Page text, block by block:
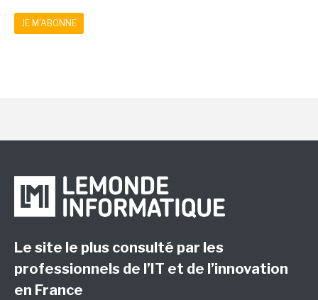
JE M'ABONNE
Le site le plus consulté par les
professionnels de l’IT et de l’innovation
en France